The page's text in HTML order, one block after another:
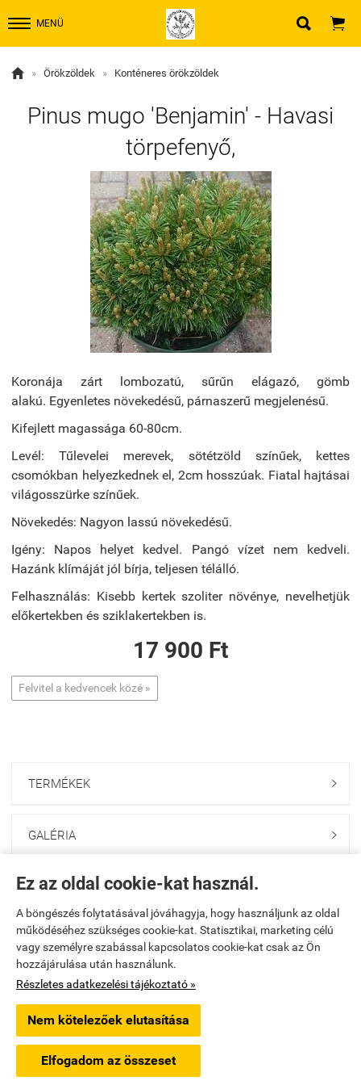
Ez az oldal cookie-kat használ.
A böngészés folytatásával jóváhagyja, hogy használjunk az oldal
működéséhez szükséges cookie-kat. Statisztikai, marketing célú
vagy személyre szabással kapcsolatos cookie-kat csak az Ön
hozzájárulása után használunk.
Részletes adatkezelési tájékoztató »
Nem kötelezőek elutasítása
Elfogadom az összeset
MENÜ  
 » Örökzöldek » Konténeres örökzöldek
Pinus mugo 'Benjamin' - Havasi
törpefenyő,
Koronája zárt lombozatú, sűrűn elágazó, gömb
alakú. Egyenletes növekedésű, párnaszerű megjelenésű.
Kifejlett magassága 60-80cm.
Levél: Tűlevelei merevek, sötétzöld színűek, kettes
csomókban helyezkednek el, 2cm hosszúak. Fiatal hajtásai
világosszürke színűek.
Növekedés: Nagyon lassú növekedésű.
Igény: Napos helyet kedvel. Pangó vízet nem kedveli.
Hazánk klímáját jól bírja, teljesen télálló.
Felhasználás: Kisebb kertek szoliter növénye, nevelhetjük
előkertekben és sziklakertekben is.
17 900 Ft
Felvitel a kedvencek közé »
TERMÉKEK 
GALÉRIA 
ONLINE GAZDABOLT
Saját fiók
Elérhetőségek
Webáruház készítés